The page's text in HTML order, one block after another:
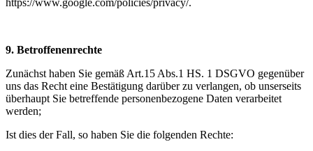
9. Betroffenenrechte
Zunächst haben Sie gemäß Art.15 Abs.1 HS. 1 DSGVO gegenüber
uns das Recht eine Bestätigung darüber zu verlangen, ob unserseits
überhaupt Sie betreffende personenbezogene Daten verarbeitet
werden;
Ist dies der Fall, so haben Sie die folgenden Rechte: